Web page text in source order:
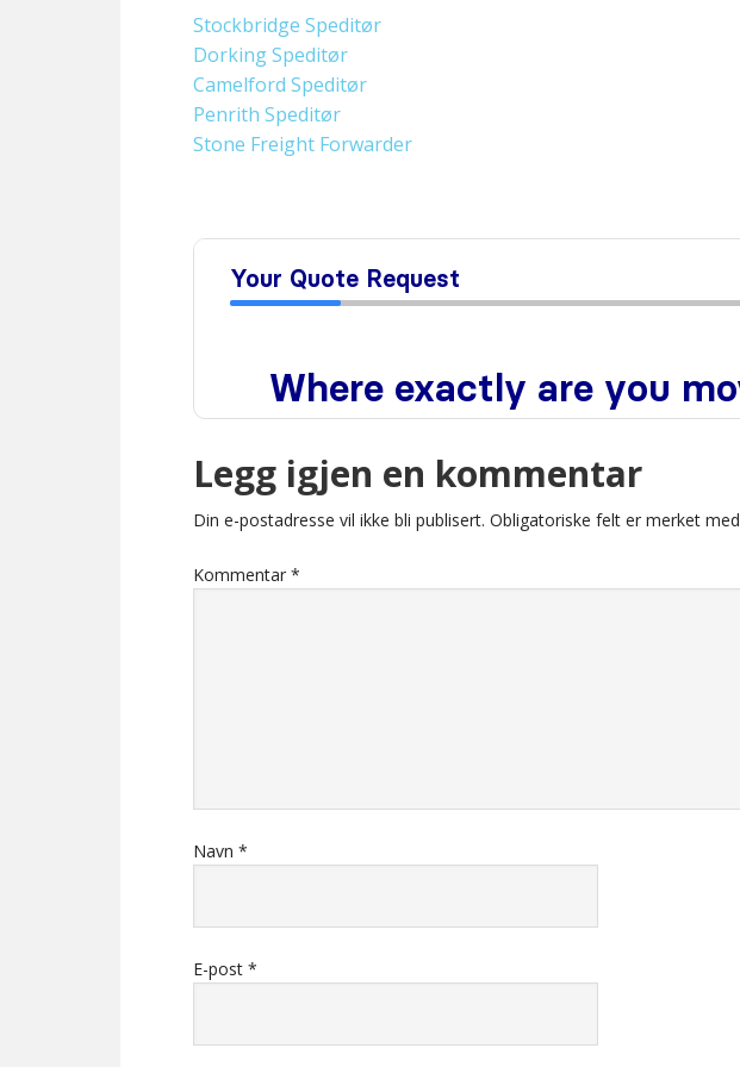
Stockbridge Speditør
Dorking Speditør
Camelford Speditør
Penrith Speditør
Stone Freight Forwarder
Legg igjen en kommentar
Din e-postadresse vil ikke bli publisert. Obligatoriske felt er merket med
Kommentar *
Navn *
E-post *